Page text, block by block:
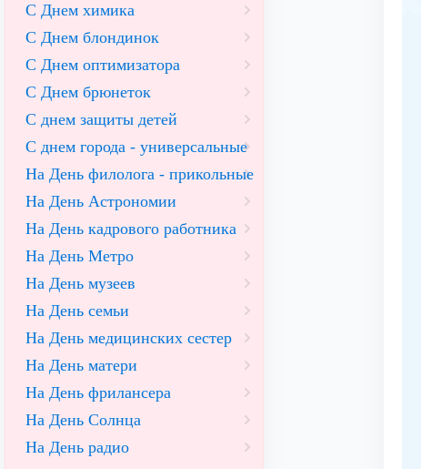
С Днем химика
С Днем блондинок
С Днем оптимизатора
С Днем брюнеток
С днем защиты детей
С днем города - универсальные
На День филолога - прикольные
На День Астрономии
На День кадрового работника
На День Метро
На День музеев
На День семьи
На День медицинских сестер
На День матери
На День фрилансера
На День Солнца
На День радио